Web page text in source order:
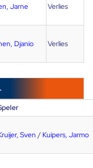
Jarne Verlies
Djanio Verlies
Sven / Kuipers, Jarmo